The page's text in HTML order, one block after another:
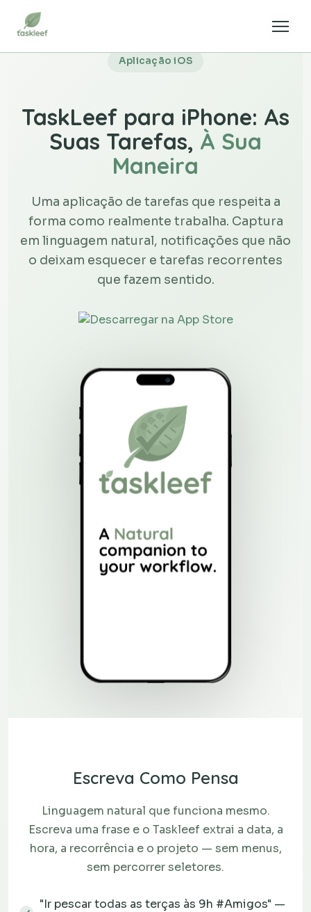
Aplicação iOS
TaskLeef para iPhone: As
Suas Tarefas, À Sua
Maneira
Uma aplicação de tarefas que respeita a
forma como realmente trabalha. Captura
em linguagem natural, notificações que não
o deixam esquecer e tarefas recorrentes
que fazem sentido.
Escreva Como Pensa
Linguagem natural que funciona mesmo.
Escreva uma frase e o Taskleef extrai a data, a
hora, a recorrência e o projeto — sem menus,
sem percorrer seletores.
"Ir pescar todas as terças às 9h #Amigos" —